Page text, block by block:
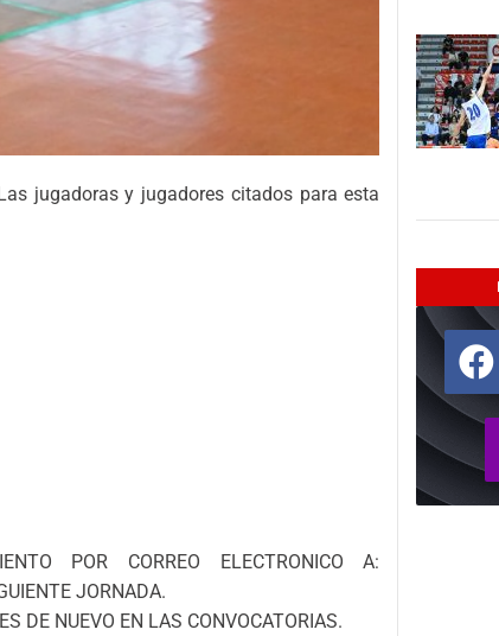
jugadoras y jugadores citados para esta
POR CORREO ELECTRONICO A:
JORNADA.
DE NUEVO EN LAS CONVOCATORIAS.